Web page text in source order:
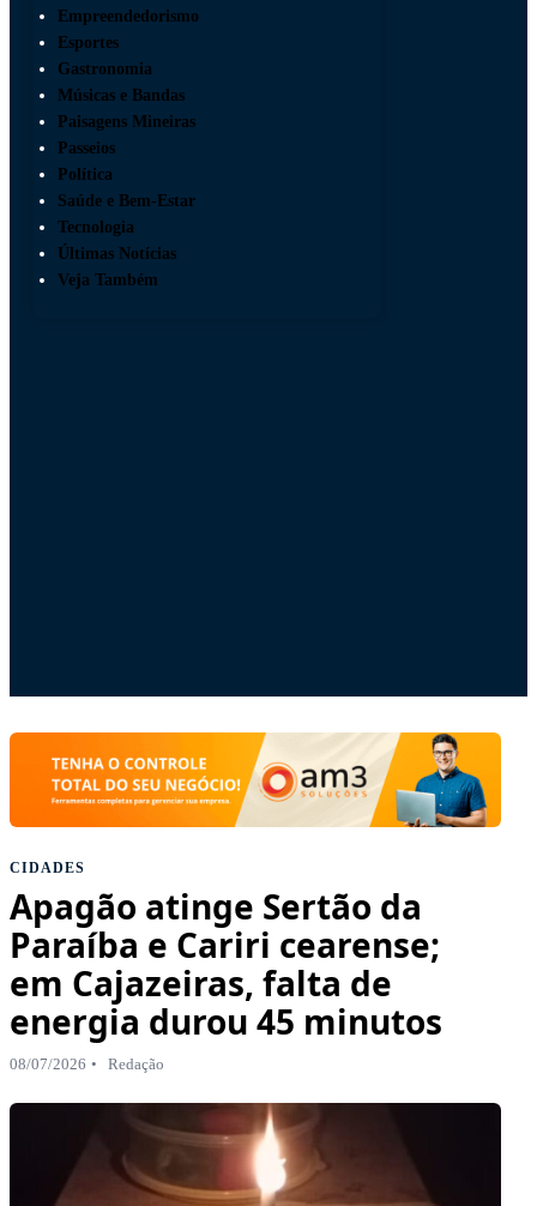
Empreendedorismo
Esportes
Gastronomia
Músicas e Bandas
Paisagens Mineiras
Passeios
Política
Saúde e Bem-Estar
Tecnologia
Últimas Notícias
Veja Também
CIDADES
Apagão atinge Sertão da
Paraíba e Cariri cearense;
em Cajazeiras, falta de
energia durou 45 minutos
08/07/2026 Redação